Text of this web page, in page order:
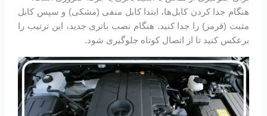
هنگام جدا کردن کابل‌ها، ابتدا کابل منفی (مشکی) و سپس کابل
مثبت (قرمز) را جدا کنید. هنگام نصب باتری جدید، این ترتیب را
برعکس کنید تا از اتصال کوتاه جلوگیری شود.